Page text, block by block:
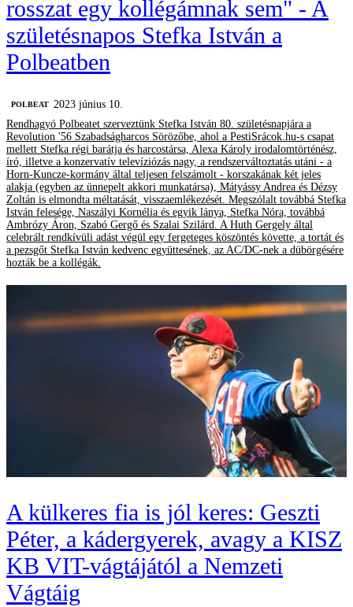
rosszat egy kollégámnak sem" - A
születésnapos Stefka István a
Polbeatben
‎POLBEAT 2023 június 10.
Rendhagyó Polbeatet szerveztünk Stefka István 80. születésnapjára a
Revolution '56 Szabadságharcos Sörözőbe, ahol a PestiSrácok.hu-s csapat
mellett Stefka régi barátja és harcostársa, Alexa Károly irodalomtörténész,
író, illetve a konzervatív televíziózás nagy, a rendszerváltoztatás utáni - a
Horn-Kuncze-kormány által teljesen felszámolt - korszakának két jeles
alakja (egyben az ünnepelt akkori munkatársa), Mátyássy Andrea és Dézsy
Zoltán is elmondta méltatását, visszaemlékezését. Megszólalt továbbá Stefka
István felesége, Naszályi Kornélia és egyik lánya, Stefka Nóra, továbbá
Ambrózy Áron, Szabó Gergő és Szalai Szilárd. A Huth Gergely által
celebrált rendkívüli adást végül egy fergeteges köszöntés követte, a tortát és
a pezsgőt Stefka István kedvenc együttesének, az AC/DC-nek a dübörgésére
hozták be a kollégák.
A külkeres fia is jól keres: Geszti
Péter, a kádergyerek, avagy a KISZ
KB VIT-vágtájától a Nemzeti
Vágtáig